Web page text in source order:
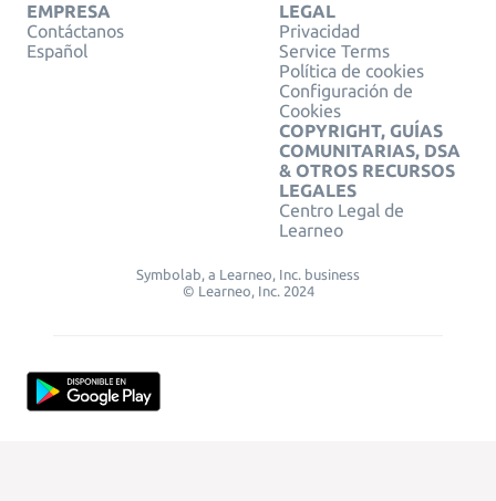
EMPRESA
Contáctanos
Español
LEGAL
Privacidad
Service Terms
Política de cookies
Configuración de
Cookies
COPYRIGHT, GUÍAS
COMUNITARIAS, DSA
& OTROS RECURSOS
LEGALES
Centro Legal de
Learneo
Symbolab, a Learneo, Inc. business
© Learneo, Inc. 2024